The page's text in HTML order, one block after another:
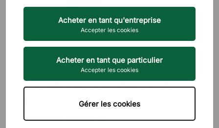
Acheter en tant qu'entreprise
Accepter les cookies
Acheter en tant que particulier
Accepter les cookies
Gérer les cookies
Écran de bureau Soneo 30
suspendu, incluant des
fixations noires